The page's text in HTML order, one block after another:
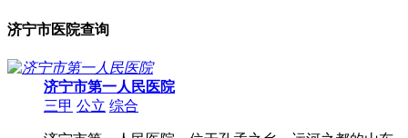
济宁市医院查询
济宁市第一人民医院
三甲 公立 综合